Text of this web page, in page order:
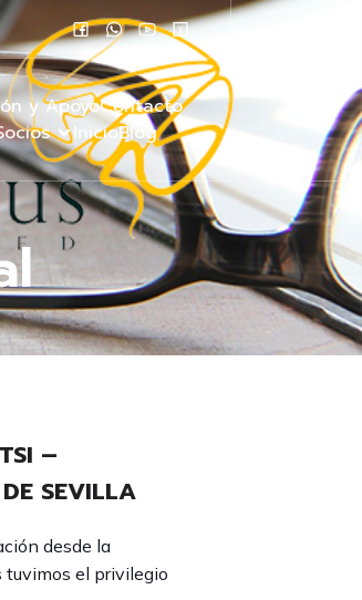
y ApoyoContacto
InicioBlog
–
SEVILLA
desde la
tuvimos el privilegio